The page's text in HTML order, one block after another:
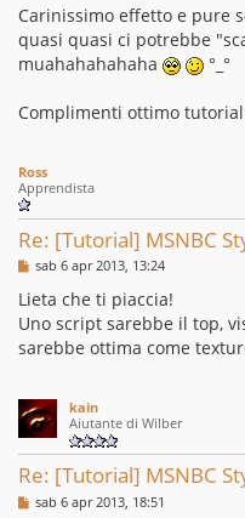
s
s
a
g
g
o
Carinissimo effetto e pure
quasi quasi ci potrebbe
muahahahahaha
°_°
Complimenti ottimo
Ross
Apprendista
Re: [Tutorial] MSNBC
M
s
s
a
g
g
sab 6 apr 2013, 13:24
Lieta che ti piaccia!
Uno script sarebbe il top,
sarebbe ottima come
kain
Aiutante di Wilber
Re: [Tutorial] MSNBC
M
sab 6 apr 2013, 18:51